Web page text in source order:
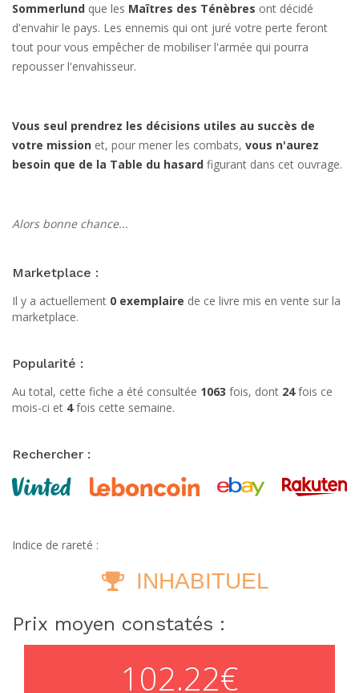
Sommerlund que les Maîtres des Ténèbres ont décidé
d'envahir le pays. Les ennemis qui ont juré votre perte feront
tout pour vous empêcher de mobiliser l'armée qui pourra
repousser l'envahisseur.
Vous seul prendrez les décisions utiles au succès de
votre mission et, pour mener les combats, vous n'aurez
besoin que de la Table du hasard figurant dans cet ouvrage.
Alors bonne chance...
Marketplace :
Il y a actuellement 0 exemplaire de ce livre mis en vente sur la
marketplace.
Popularité :
Au total, cette fiche a été consultée 1063 fois, dont 24fois ce
mois-ci et 4fois cette semaine.
Rechercher :
Indice de rareté :
INHABITUEL
Prix moyen constatés :
102.22€